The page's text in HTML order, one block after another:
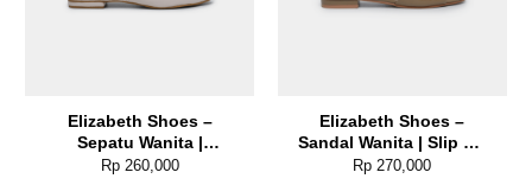
Elizabeth Shoes –
Sepatu Wanita |
Slingback Mule 0608-
Rp260,000
Elizabeth Shoes –
Sandal Wanita | Slip On
0370-0263
Rp 270,000